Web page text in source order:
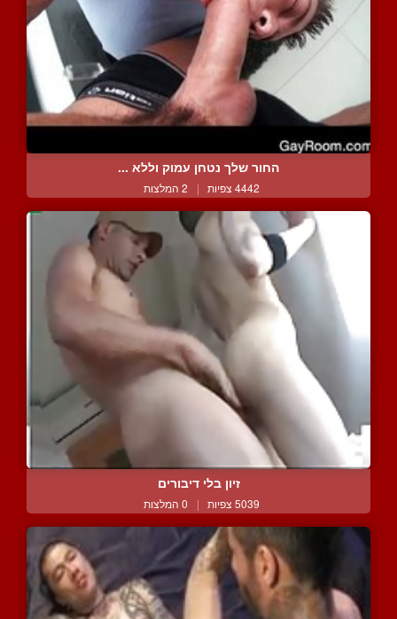
החור שלך נטחן עמוק וללא ...
4442 צפיות | 2 המלצות
זיון בלי דיבורים
5039 צפיות | 0 המלצות